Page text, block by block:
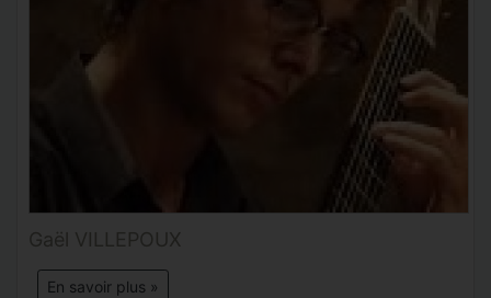
Gaël VILLEPOUX
En savoir plus »